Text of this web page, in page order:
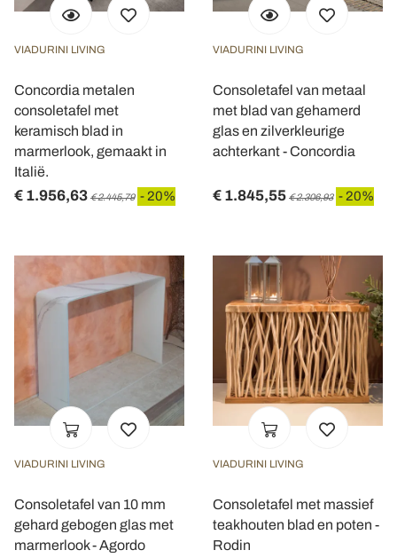
VIADURINI LIVING
Concordia metalen
consoletafel met
keramisch blad in
marmerlook, gemaakt in
Italië.
€ 1.956,63 € 2.445,79 - 20%
VIADURINI LIVING
Consoletafel van metaal
met blad van gehamerd
glas en zilverkleurige
achterkant - Concordia
€ 1.845,55 € 2.306,93 - 20%
VIADURINI LIVING
Consoletafel van 10 mm
gehard gebogen glas met
marmerlook - Agordo
VIADURINI LIVING
Consoletafel met massief
teakhouten blad en poten -
Rodin